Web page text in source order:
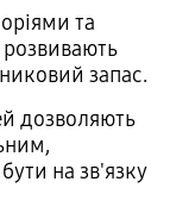
та
запас.
дозволяють
на зв'язку